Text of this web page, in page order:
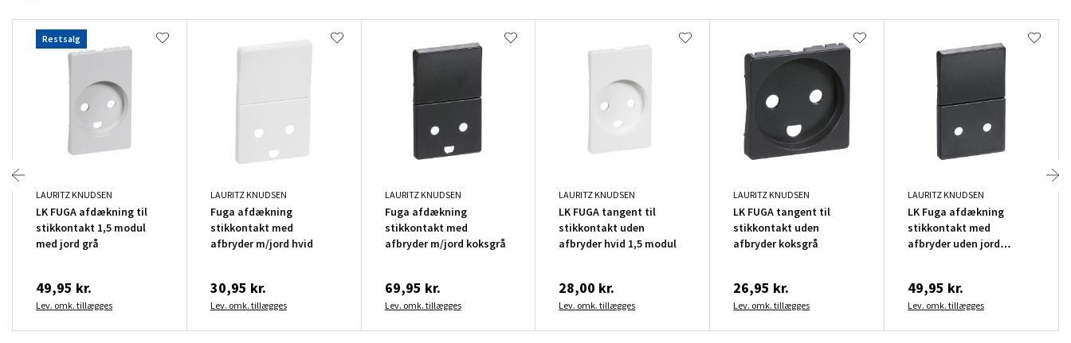
Restsalg
LAURITZ KNUDSEN
LK FUGA afdækning til
stikkontakt 1,5 modul
med jord grå
49,95 kr.
Lev. omk. tillægges
LAURITZ KNUDSEN
Fuga afdækning
stikkontakt med
afbryder m/jord hvid
30,95 kr.
Lev. omk. tillægges
LAURITZ KNUDSEN
Fuga afdækning
stikkontakt med
afbryder m/jord koksgrå
69,95 kr.
Lev. omk. tillægges
LAURITZ KNUDSEN
LK FUGA tangent til
stikkontakt uden
afbryder hvid 1,5 modul
28,00 kr.
Lev. omk. tillægges
LAURITZ KNUDSEN
LK FUGA tangent til
stikkontakt uden
afbryder koksgrå
26,95 kr.
Lev. omk. tillægges
LAURITZ KNUDSEN
LK Fuga afdækning
stikkontakt med
afbryder uden jord
49,95 kr.
Lev. omk. tillægges